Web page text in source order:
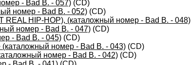
- Bad B. - 057) (CD)
номер - Bad B. - 052) (CD)
REAL HIP-HOP), (каталожный номер - Bad B. - 048)
номер - Bad B. - 047) (CD)
- Bad B. - 045) (CD)
номер - Bad B. - 043) (CD)
номер - Bad B. - 042) (CD)